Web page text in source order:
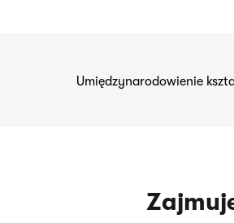
Umiędzynarodowienie